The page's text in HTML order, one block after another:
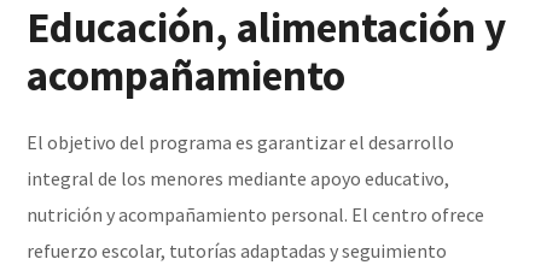
Educación, alimentación y
acompañamiento
El objetivo del programa es garantizar el desarrollo
integral de los menores mediante apoyo educativo,
nutrición y acompañamiento personal. El centro ofrece
refuerzo escolar, tutorías adaptadas y seguimiento